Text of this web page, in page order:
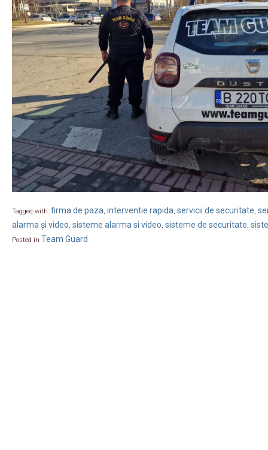
Tagged with: firma de paza, interventie rapida, servicii de securitate,
alarma și video, sisteme alarma si video, sisteme de securitate,
Posted in Team Guard